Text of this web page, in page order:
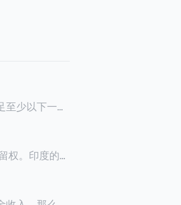
少以下一项
天申请续签3
请永居。当
权。印度的永
万人民